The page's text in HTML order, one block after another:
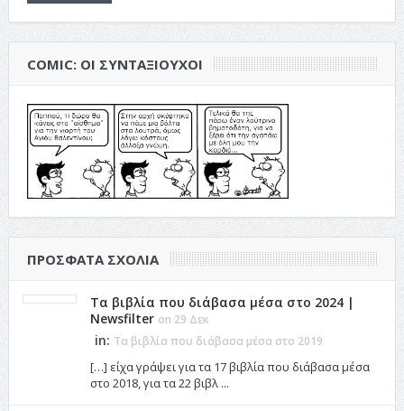
COMIC: ΟΙ ΣΥΝΤΑΞΙΟΎΧΟΙ
ΠΡΌΣΦΑΤΑ ΣΧΌΛΙΑ
Τα βιβλία που διάβασα μέσα στο 2024 |
Newsfilter on 29 Δεκ
in: Τα βιβλία που διάβασα μέσα στο 2019
[…] είχα γράψει για τα 17 βιβλία που διάβασα μέσα
στο 2018, για τα 22 βιβλ ...